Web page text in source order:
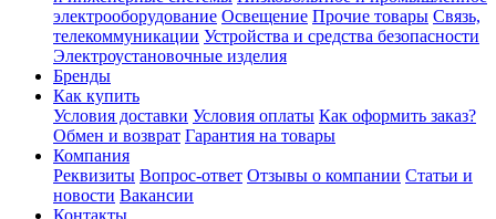
электрооборудование Освещение Прочие товары Связь,
телекоммуникации Устройства и средства безопасности
Электроустановочные изделия
Бренды
Как купить
Условия доставки Условия оплаты Как оформить заказ?
Обмен и возврат Гарантия на товары
Компания
Реквизиты Вопрос-ответ Отзывы о компании Статьи и
новости Вакансии
Контакты